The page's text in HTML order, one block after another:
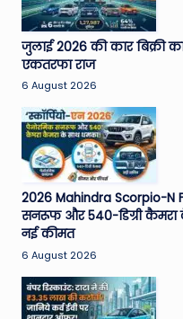
w
s
A
ro
u
n
d
T
h
e
W
जुलाई 2026 की कार बिक्री
एकतरफा राज
6 August 2026
2026 Mahindra Scorpio-N
सनरूफ और 540-डिग्री कैमरा
नई कीमत
6 August 2026